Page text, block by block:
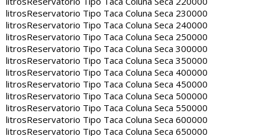
litrosReservatorio Tipo Taca Coluna Seca 230000
litrosReservatorio Tipo Taca Coluna Seca 240000
litrosReservatorio Tipo Taca Coluna Seca 250000
litrosReservatorio Tipo Taca Coluna Seca 300000
litrosReservatorio Tipo Taca Coluna Seca 350000
litrosReservatorio Tipo Taca Coluna Seca 400000
litrosReservatorio Tipo Taca Coluna Seca 450000
litrosReservatorio Tipo Taca Coluna Seca 500000
litrosReservatorio Tipo Taca Coluna Seca 550000
litrosReservatorio Tipo Taca Coluna Seca 600000
litrosReservatorio Tipo Taca Coluna Seca 650000